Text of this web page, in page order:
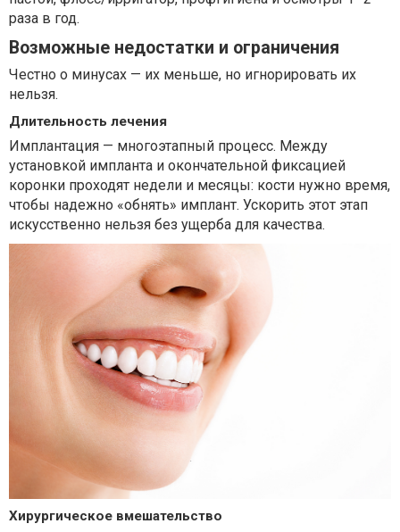
раза в год.
Возможные недостатки и ограничения
Честно о минусах — их меньше, но игнорировать их
нельзя.
Длительность лечения
Имплантация — многоэтапный процесс. Между
установкой импланта и окончательной фиксацией
коронки проходят недели и месяцы: кости нужно время,
чтобы надежно «обнять» имплант. Ускорить этот этап
искусственно нельзя без ущерба для качества.
Хирургическое вмешательство